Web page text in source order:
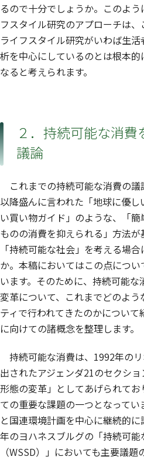
るので十分でしょうか。このよ
フスタイル研究のアプローチは
ライフスタイル研究がいわば生
析を中心にしているのとは根本
なると考えられます。
２．持続可能な消
議論
これまでの持続可能な消費の
以降盛んに言われた「地球に優
い買い物ガイド」のような、「
ものの消費を抑えられる」方法が
「持続可能な社会」を考える場
か。本稿においてはこの点につ
います。そのために、持続可能
変革について、これまでどのよ
ティで行われてきたのかについ
に向けての諸概念を整理します。
持続可能な消費は、1992年の
出されたアジェンダ21のセクシ
形態の変革」としてあげられて
ての重要な課題の一つとなって
と国連環境計画を中心に継続的
年のヨハネスブルグの「持続可
（WSSD）」においても主要議題